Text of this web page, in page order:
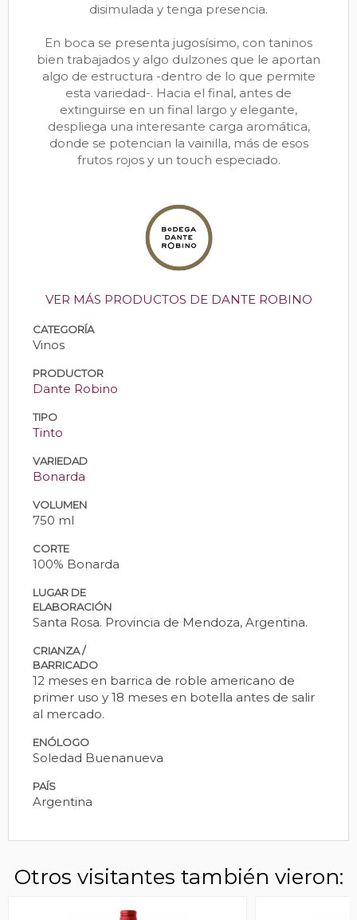
disimulada y tenga presencia.
En boca se presenta jugosísimo, con taninos
bien trabajados y algo dulzones que le aportan
algo de estructura -dentro de lo que permite
esta variedad-. Hacia el final, antes de
extinguirse en un final largo y elegante,
despliega una interesante carga aromática,
donde se potencian la vainilla, más de esos
frutos rojos y un touch especiado.
VER MÁS PRODUCTOS DE DANTE ROBINO
CATEGORÍA
Vinos
PRODUCTOR
Dante Robino
TIPO
Tinto
VARIEDAD
Bonarda
VOLUMEN
750 ml
CORTE
100% Bonarda
LUGAR DE
ELABORACIÓN
Santa Rosa. Provincia de Mendoza, Argentina.
CRIANZA /
BARRICADO
12 meses en barrica de roble americano de
primer uso y 18 meses en botella antes de salir
al mercado.
ENÓLOGO
Soledad Buenanueva
PAÍS
Argentina
Otros visitantes también vieron: